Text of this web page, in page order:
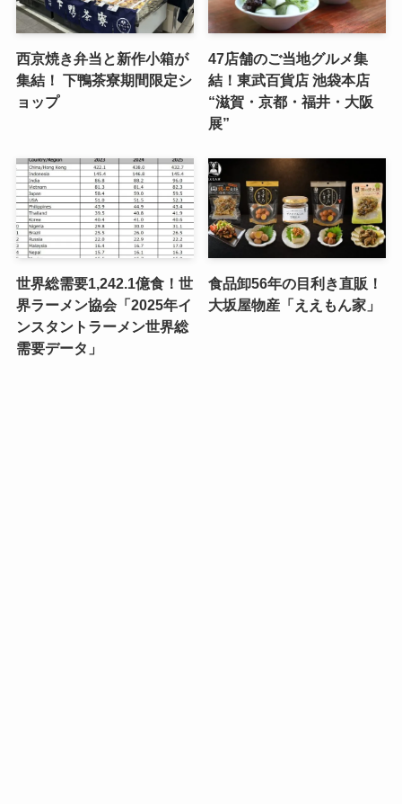
西京焼き弁当と新作小箱が
集結！ 下鴨茶寮期間限定シ
ョップ
47店舗のご当地グルメ集
結！東武百貨店 池袋本店
“滋賀・京都・福井・大阪
展”
世界総需要1,242.1億食！世
界ラーメン協会「2025年イ
ンスタントラーメン世界総
需要データ」
食品卸56年の目利き直販！
大坂屋物産「ええもん家」